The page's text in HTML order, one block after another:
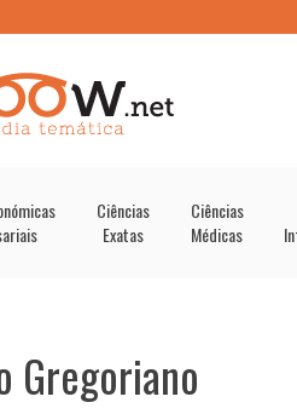
Ciências
Exatas
Ciências
Médicas
Gregoriano